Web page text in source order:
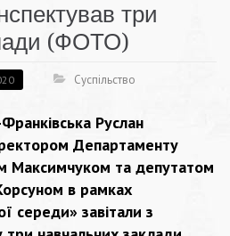
три
(ФОТО)
Суспільство
Руслан
Департаменту
Максимчуком та депутатом
в рамках
середи» завітали з